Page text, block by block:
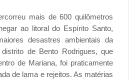
mais de 600 quilômetros
ao litoral do Espírito Santo,
desastres ambientais da
de Bento Rodrigues, que
de Mariana, foi praticamente
de lama e rejeitos. As matérias